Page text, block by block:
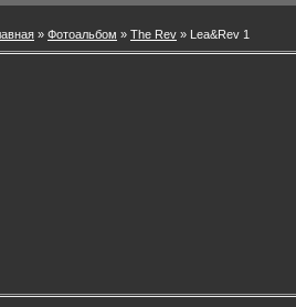
» Фотоальбом » The Rev » Lea&Rev 1